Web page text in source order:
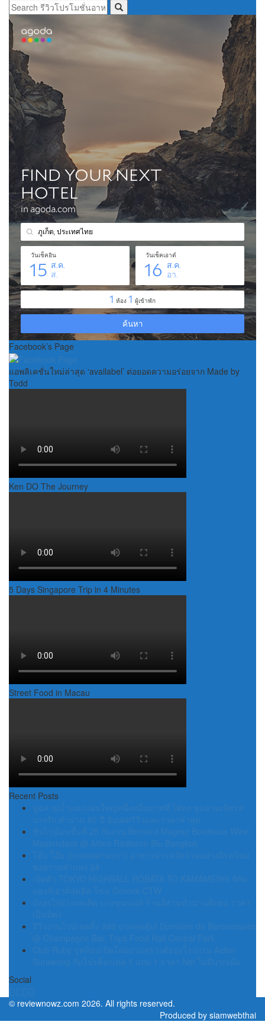
Facebook’s Page
แอพลิเคชั่นใหม่ล่าสุด ‘availabel’ ต่อยอดความอร่อยจาก Made by
Todd
Ken DO The Journey
5 Days Singapore Trip in 4 Minutes
Street Food in Macau
Recent Posts
Social
© reviewnowz.com 2026. All rights reserved.
Produced by siamwebthai